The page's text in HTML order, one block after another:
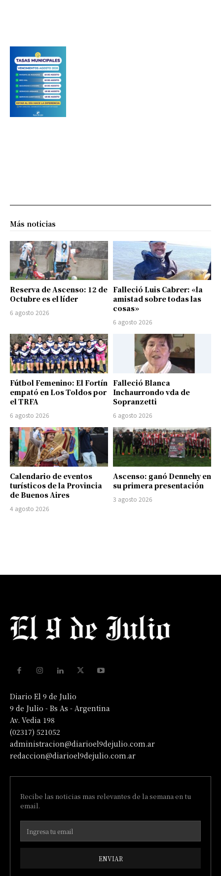
Más noticias
Reserva de Ascenso: 12 de
Octubre es el líder
6 agosto 2026
Falleció Luis Cabrer: «la
amistad sobre todas las
cosas»
6 agosto 2026
Fútbol Femenino: El Fortín
empató en Los Toldos por
el TRFA
6 agosto 2026
Falleció Blanca
Inchaurrondo vda de
Sopranzetti
6 agosto 2026
Calendario de eventos
turísticos de la Provincia
de Buenos Aires
4 agosto 2026
Ascenso: ganó Dennehy en
su primera presentación
3 agosto 2026
Diario El 9 de Julio
9 de Julio - Bs As - Argentina
Av. Vedia 198
(02317) 521052
administracion@diarioel9dejulio.com.ar
redaccion@diarioel9dejulio.com.ar
Recibe las noticias mas relevantes de la semana en tu
email.
ENVIAR